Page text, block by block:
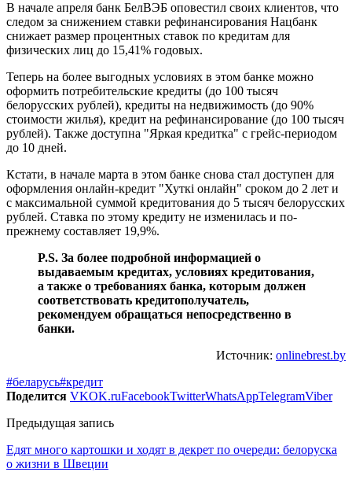
В начале апреля банк БелВЭБ оповестил своих клиентов, что
следом за снижением ставки рефинансирования Нацбанк
снижает размер процентных ставок по кредитам для
физических лиц до 15,41% годовых.
Теперь на более выгодных условиях в этом банке можно
оформить потребительские кредиты (до 100 тысяч
белорусских рублей), кредиты на недвижимость (до 90%
стоимости жилья), кредит на рефинансирование (до 100 тысяч
рублей). Также доступна "Яркая кредитка" с грейс-периодом
до 10 дней.
Кстати, в начале марта в этом банке снова стал доступен для
оформления онлайн-кредит "Хуткi онлайн" сроком до 2 лет и
с максимальной суммой кредитования до 5 тысяч белорусских
рублей. Ставка по этому кредиту не изменилась и по-
прежнему составляет 19,9%.
P.S. За более подробной информацией о
выдаваемым кредитах, условиях кредитования,
а также о требованиях банка, которым должен
соответствовать кредитополучатель,
рекомендуем обращаться непосредственно в
банки.
Источник: onlinebrest.by
#беларусь#кредит
Поделится VKOK.ruFacebookTwitterWhatsAppTelegramViber
Предыдущая запись
Едят много картошки и ходят в декрет по очереди: белоруска
о жизни в Швеции